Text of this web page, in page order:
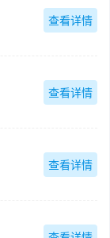
查看详情
查看详情
查看详情